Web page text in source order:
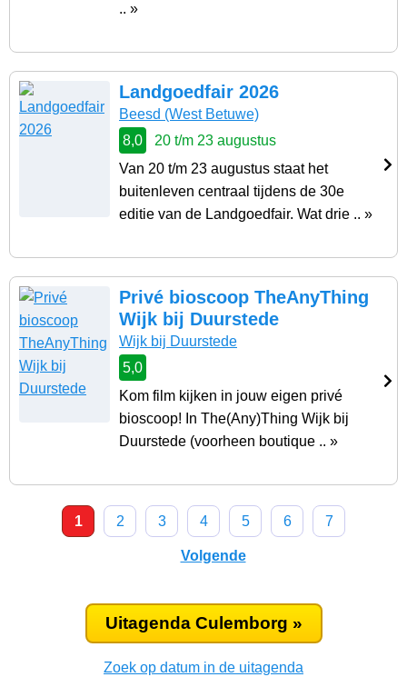
.. »
Landgoedfair 2026
Beesd (West Betuwe)
8,0
20 t/m 23 augustus
Van 20 t/m 23 augustus staat het
buitenleven centraal tijdens de 30e
editie van de Landgoedfair. Wat drie .. »
Privé bioscoop TheAnyThing
Wijk bij Duurstede
Wijk bij Duurstede
5,0
Kom film kijken in jouw eigen privé
bioscoop! In The(Any)Thing Wijk bij
Duurstede (voorheen boutique .. »
1 2 3 4 5 6 7
Volgende
Uitagenda Culemborg »
Zoek op datum in de uitagenda